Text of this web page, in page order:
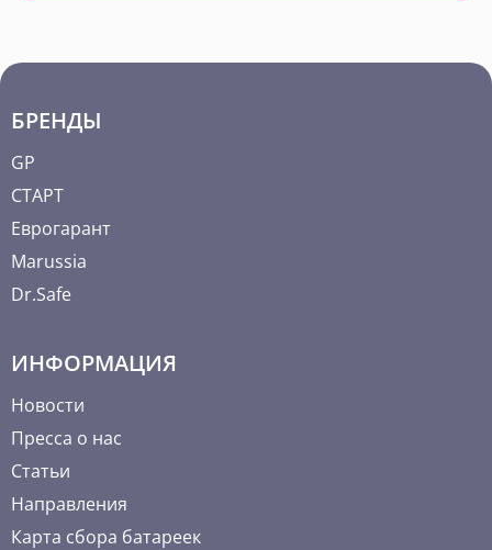
БРЕНДЫ
GP
СТАРТ
Еврогарант
Marussia
Dr.Safe
ИНФОРМАЦИЯ
Новости
Пресса о нас
Статьи
Направления
Карта сбора батареек